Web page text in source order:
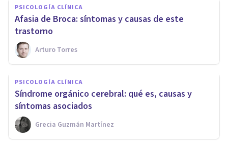
PSICOLOGÍA CLÍNICA
Afasia de Broca: síntomas y causas de este
trastorno
Arturo Torres
PSICOLOGÍA CLÍNICA
Síndrome orgánico cerebral: qué es, causas y
síntomas asociados
Grecia Guzmán Martínez